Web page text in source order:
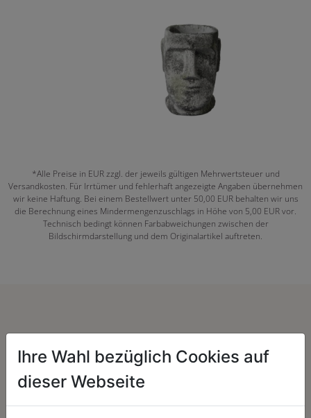
*Alle Preise in EUR zzgl. der jeweils gültigen Mehrwertsteuer und
Versandkosten. Für Irrtümer und fehlerhaft angezeigte Angaben übernehmen
wir keine Haftung. Bei einem Bestellwert unter 50,00 EUR behalten wir uns
die Berechnung eines Mindermengenzuschlags in Höhe von 5,00 EUR vor.
Technisch bedingt können Farbabweichungen zwischen der
Bildschirmdarstellung und dem Originalartikel auftreten.
Herzenssache:
Ihre Wahl bezüglich Cookies auf
dieser Webseite